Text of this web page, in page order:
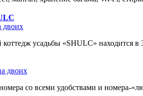
двоих
усадьбы «SHULC» находится
двоих
со всеми удобствами и номера-